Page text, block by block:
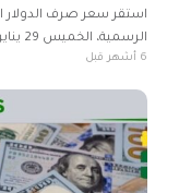
استقر سعر صرف الدولار
المسجل يوم الأربعاء،
6 أشهر قبل